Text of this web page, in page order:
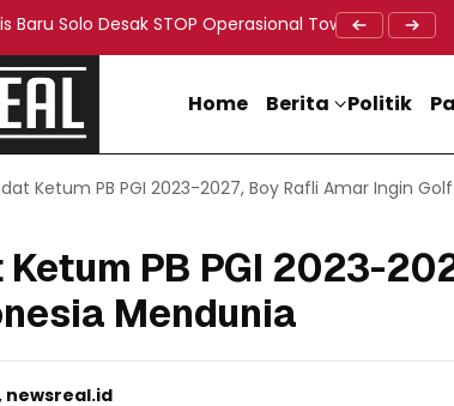
Baru Solo Desak STOP Operasional Tower BTS,
Doa Lintas
Home Berita Politik
Ketum PB PGI 2023-2027, Boy Rafli Amar Ingin
PB PGI 2023-
Mendunia
newsreal.id